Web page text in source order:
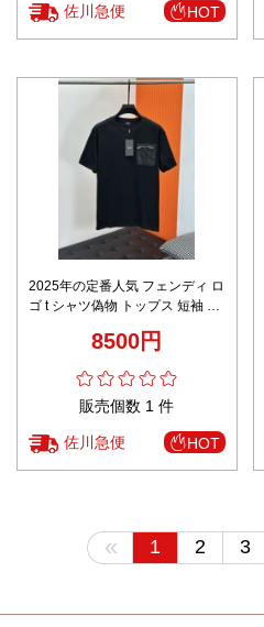
佐川急便 HOT
2025年の定番人気 フェンディ ロ
ゴ t シャツ偽物 トップス 短袖 純
8500円
販売個数 1 件
佐川急便 HOT
« 1 2 3